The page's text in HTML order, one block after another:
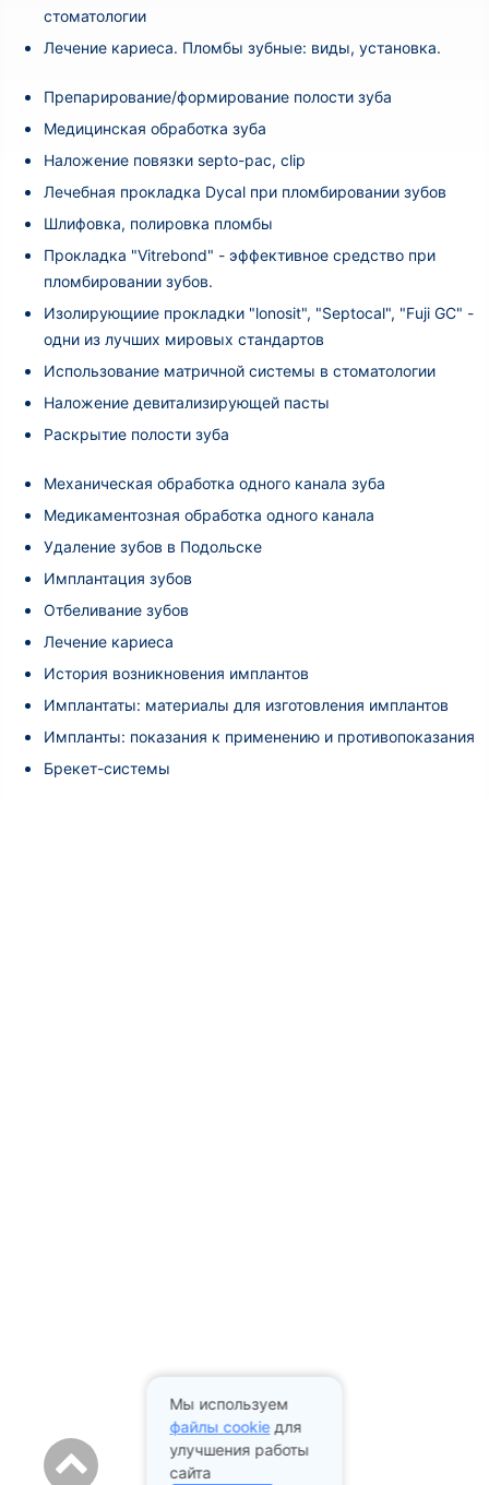
стоматологии
Лечение кариеса. Пломбы зубные: виды, установка.
Препарирование/формирование полости зуба
Медицинская обработка зуба
Наложение повязки septo-pac, clip
Лечебная прокладка Dycal при пломбировании зубов
Шлифовка, полировка пломбы
Прокладка "Vitrebond" - эффективное средство при
пломбировании зубов.
Изолирующиие прокладки "lonosit", "Septocal", "Fuji GC" -
одни из лучших мировых стандартов
Использование матричной системы в стоматологии
Наложение девитализирующей пасты
Раскрытие полости зуба
Механическая обработка одного канала зуба
Медикаментозная обработка одного канала
Удаление зубов в Подольске
Имплантация зубов
Отбеливание зубов
Лечение кариеса
История возникновения имплантов
Имплантаты: материалы для изготовления имплантов
Импланты: показания к применению и противопоказания
Брекет-системы
Мы используем
файлы cookieдля
улучшения работы
сайта